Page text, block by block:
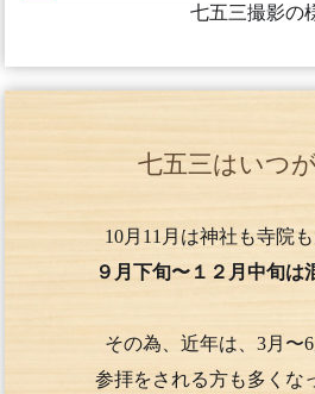
七五三撮影の
七五三はいつ
10月11月は神社も寺院も
９月下旬〜１２月中旬は
その為、近年は、3月〜
参拝をされる方も多くな